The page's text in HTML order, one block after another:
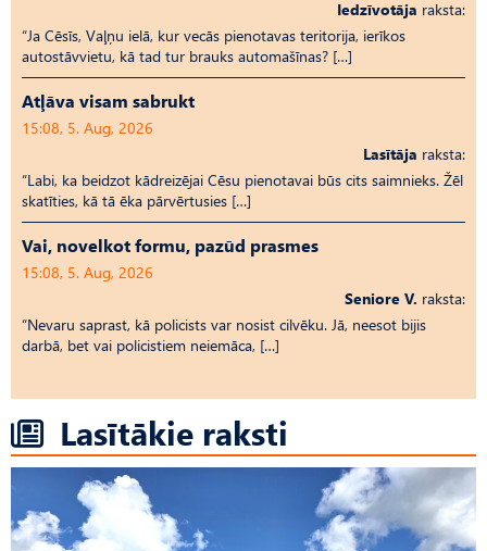
Iedzīvotāja raksta:
“Ja Cēsīs, Vaļņu ielā, kur vecās pienotavas teritorija, ierīkos
autostāvvietu, kā tad tur brauks automašīnas? […]
Atļāva visam sabrukt
15:08, 5. Aug, 2026
Lasītāja raksta:
“Labi, ka beidzot kādreizējai Cēsu pienotavai būs cits saimnieks. Žēl
skatīties, kā tā ēka pārvērtusies […]
Vai, novelkot formu, pazūd prasmes
15:08, 5. Aug, 2026
Seniore V. raksta:
“Nevaru saprast, kā policists var nosist cilvēku. Jā, neesot bijis
darbā, bet vai policistiem neiemāca, […]
Lasītākie raksti